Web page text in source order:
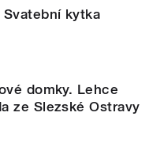
Svatební kytka
domky. Lehce
ze Slezské Ostravy